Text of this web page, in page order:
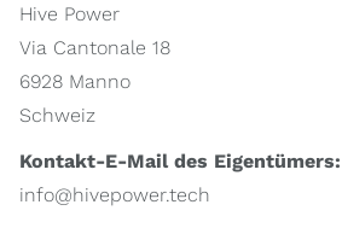
Hive Power
Via Cantonale 18
6928 Manno
Schweiz
Kontakt-E-Mail des Eigentümers:
info@hivepower.tech